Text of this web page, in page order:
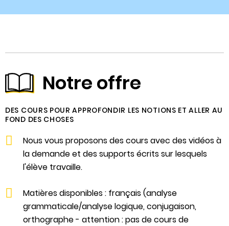
Notre offre
DES COURS POUR APPROFONDIR LES NOTIONS ET ALLER AU
FOND DES CHOSES
Nous vous proposons des cours avec des vidéos à
la demande et des supports écrits sur lesquels
l'élève travaille.
Matières disponibles : français (analyse
grammaticale/analyse logique, conjugaison,
orthographe - attention : pas de cours de